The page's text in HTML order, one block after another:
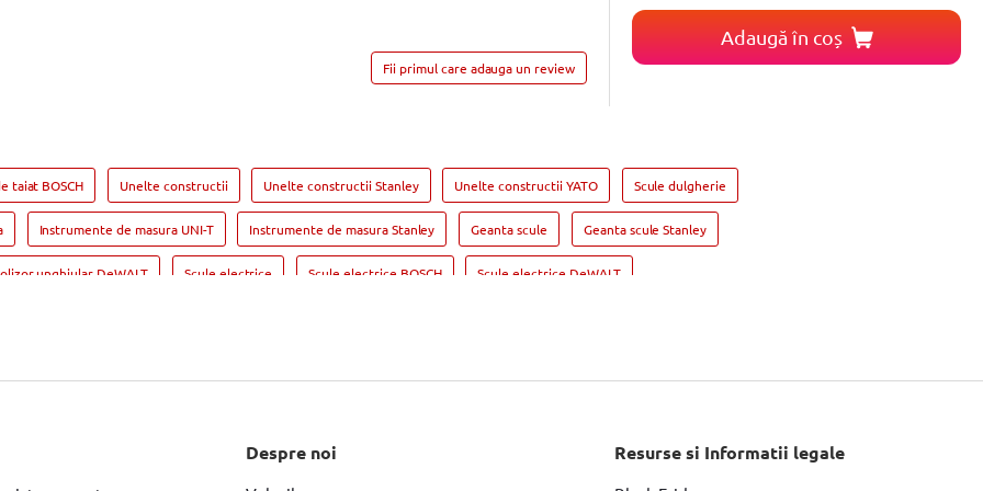
Adaugă în coș
Fii primul care adauga un review
taiat BOSCH Unelte constructii Unelte constructii Stanley Unelte constructii YATO Scule dulgherie
Instrumente de masura UNI-T Instrumente de masura Stanley Geanta scule Geanta scule Stanley
unghiular DeWALT Scule electrice Scule electrice BOSCH Scule electrice DeWALT
Rindea electrica Makita Suflanta aer cald YATO
Despre noi Resurse si Informatii legale